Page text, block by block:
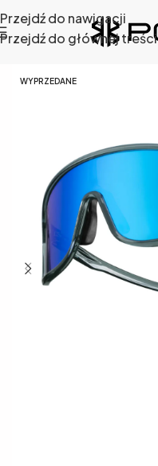
Przejdź do nawigacji
Przejdź do głównej treści
WYPRZEDANE